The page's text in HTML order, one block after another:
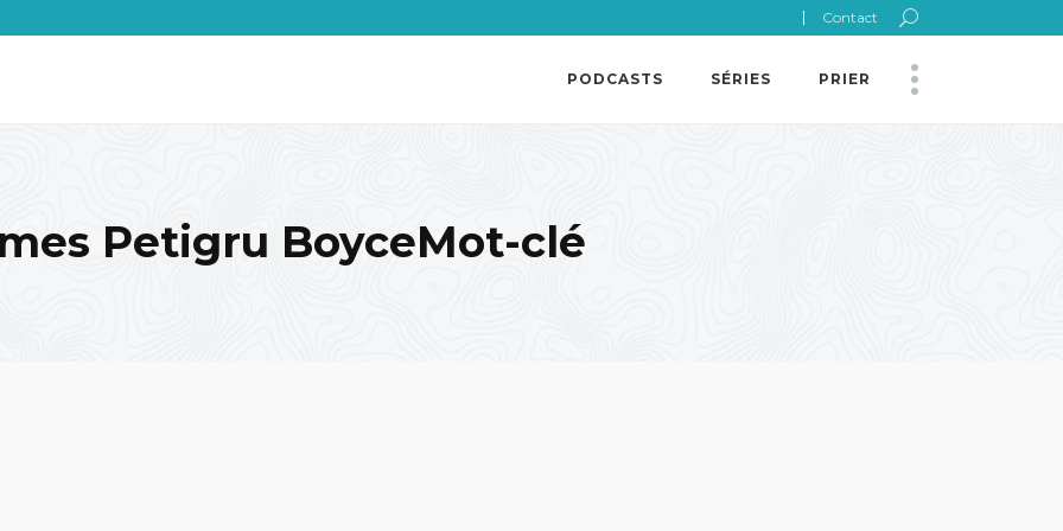
Contact
PODCASTS SÉRIES PRIER
Petigru BoyceMot-clé